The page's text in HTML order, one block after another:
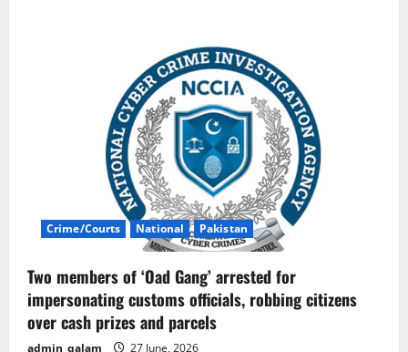
Crime/Courts National Pakistan
Two members of ‘Oad Gang’ arrested for
impersonating customs officials, robbing citizens
over cash prizes and parcels
admin_qalam 27 June, 2026